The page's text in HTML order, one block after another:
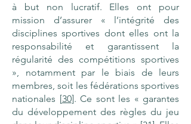
à but non lucratif. Elles ont pour
mission d’assurer « l’intégrité des
disciplines sportives dont elles ont la
responsabilité et garantissent la
régularité des compétitions sportives
», notamment par le biais de leurs
membres, soit les fédérations sportives
nationales [30]. Ce sont les « garantes
du développement des règles du jeu